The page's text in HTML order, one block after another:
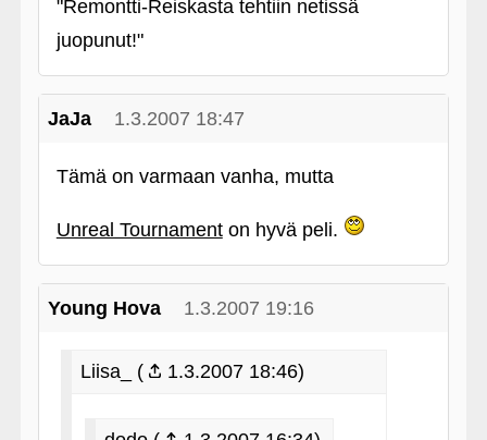
"Remontti-Reiskasta tehtiin netissä
juopunut!"
JaJa 1.3.2007 18:47
Tämä on varmaan vanha, mutta
Unreal Tournamenton hyvä peli.
Young Hova 1.3.2007 19:16
Liisa_ ( 1.3.2007 18:46)